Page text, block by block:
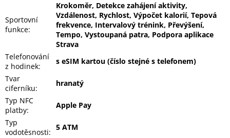
Sportovní
funkce:
Krokoměr, Detekce zahájení aktivity,
Vzdálenost, Rychlost, Výpočet kalorií, Tepová
frekvence, Intervalový trénink, Převýšení,
Tempo, Vystoupaná patra, Podpora aplikace
Strava
Telefonování
z hodinek:
s eSIM kartou (číslo stejné s telefonem)
Tvar
ciferníku:
hranatý
Typ NFC
platby:
Apple Pay
Typ
vodotěsnosti:
5 ATM